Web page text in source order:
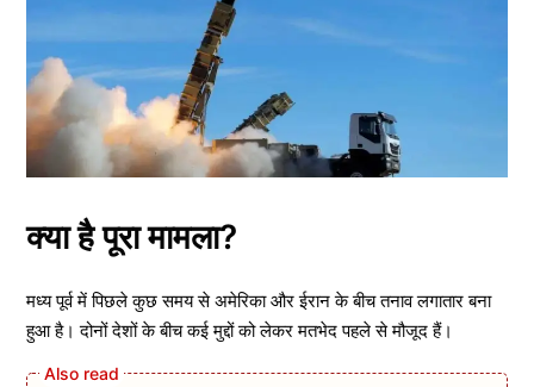
क्या है पूरा मामला?
मध्य पूर्व में पिछले कुछ समय से अमेरिका और ईरान के बीच तनाव लगातार बना
हुआ है। दोनों देशों के बीच कई मुद्दों को लेकर मतभेद पहले से मौजूद हैं।